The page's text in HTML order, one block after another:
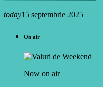
today15 septembrie 2025
On air
Now on air